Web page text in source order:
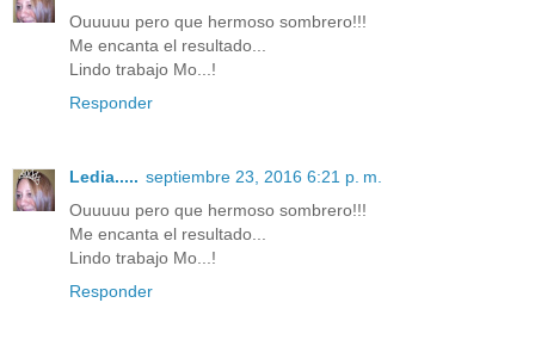
Ouuuuu pero que hermoso sombrero!!!
Me encanta el resultado...
Lindo trabajo Mo...!
Responder
Ledia..... septiembre 23, 2016 6:21 p. m.
Ouuuuu pero que hermoso sombrero!!!
Me encanta el resultado...
Lindo trabajo Mo...!
Responder